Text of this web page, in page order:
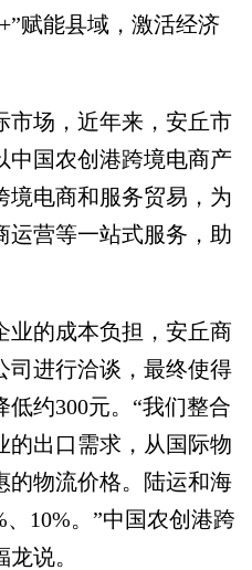
赋能县域，激活经济
场，近年来，安丘市
中国农创港跨境电商产
境电商和服务贸易，为
运营等一站式服务，助
的成本负担，安丘商
司进行洽谈，最终使得
约300元。“我们整合
的出口需求，从国际物
的物流价格。陆运和海
10%。”中国农创港跨
说。